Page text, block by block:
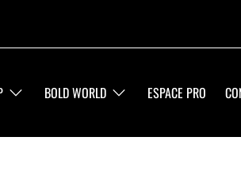
BOLD WORLD ESPACE PRO